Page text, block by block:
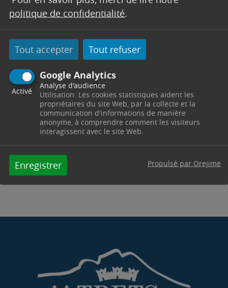
politique de confidentialité.
Tout accepter Tout refuser
Google Analytics
Activé
Analyse d'audience
Utilisation: Les cookies statistiques aident les
propriétaires du site Web, par la collecte et la
communication d'informations de manière
anonyme, à comprendre comment les visiteurs
interagissent avec le site Web.
Enregistrer Propulsé par Orejime